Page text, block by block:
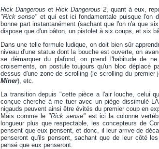
Rick Dangerous etRick Dangerous 2, quant à eux,
"Rick sense" et qui est ici fondamentale puisque l'on
bonne part instantanément (sachant que l'on n'a que
dispose que d'un bâton, un pistolet à six coups, et six
Dans une telle formule ludique, on doit bien sûr
niveau d'une statue dont la bouche est ouverte, on
se démarquer du plafond, on prend l'habitude de
croisements, on postule toujours qu'un bloc
dessus d'une zone de scrolling (le scrolling du
Miner), etc.
La transition depuis "cette pièce a l'air louche, celui
conçue cherche à me tuer avec un piège dissimulé
nigauds peuvent ainsi être évités du premier coup en
Mais comme le "Rick sense"est ici la colonne
longueur plus que respectable, les concepteurs de
pensent que eux pensent, et donc, il leur arrive de
penseront qu'ils pensent, sachant que de leur côté
pensé que eux penseront.